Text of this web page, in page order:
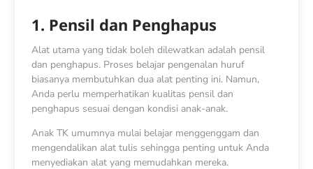
1. Pensil dan Penghapus
Alat utama yang tidak boleh dilewatkan adalah pensil
dan penghapus. Proses belajar pengenalan huruf
biasanya membutuhkan dua alat penting ini. Namun,
Anda perlu memperhatikan kualitas pensil dan
penghapus sesuai dengan kondisi anak-anak.
Anak TK umumnya mulai belajar menggenggam dan
mengendalikan alat tulis sehingga penting untuk Anda
menyediakan alat yang memudahkan mereka.